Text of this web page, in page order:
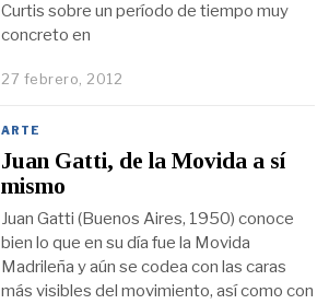
Curtis sobre un período de tiempo muy
concreto en
27 febrero, 2012
ARTE
Juan Gatti, de la Movida a sí
mismo
Juan Gatti (Buenos Aires, 1950) conoce
bien lo que en su día fue la Movida
Madrileña y aún se codea con las caras
más visibles del movimiento, así como con